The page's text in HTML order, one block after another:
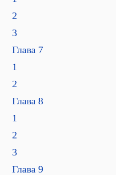
2
3
Глава 7
1
2
Глава 8
1
2
3
Глава 9